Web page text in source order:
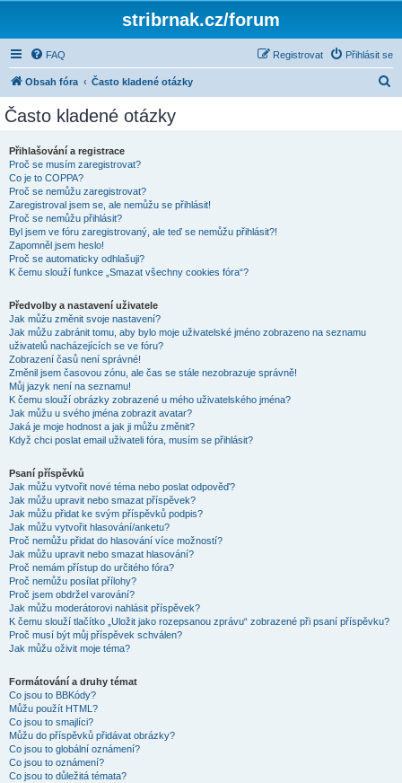
stribrnak.cz/forum
FAQ Přihlásit se
Registrovat
Obsah fóra Často kladené otázky
Často kladené otázky
Přihlašování a registrace
Proč se musím zaregistrovat?
Co je to COPPA?
Proč se nemůžu zaregistrovat?
Zaregistroval jsem se, ale nemůžu se přihlásit!
Proč se nemůžu přihlásit?
Byl jsem ve fóru zaregistrovaný, ale teď se nemůžu přihlásit?!
Zapomněl jsem heslo!
Proč se automaticky odhlašuji?
K čemu slouží funkce „Smazat všechny cookies fóra“?
Předvolby a nastavení uživatele
Jak můžu změnit svoje nastavení?
Jak můžu zabránit tomu, aby bylo moje uživatelské jméno zobrazeno na seznamu
uživatelů nacházejících se ve fóru?
Zobrazení časů není správné!
Změnil jsem časovou zónu, ale čas se stále nezobrazuje správně!
Můj jazyk není na seznamu!
K čemu slouží obrázky zobrazené u mého uživatelského jména?
Jak můžu u svého jména zobrazit avatar?
Jaká je moje hodnost a jak ji můžu změnit?
Když chci poslat email uživateli fóra, musím se přihlásit?
Psaní příspěvků
Jak můžu vytvořit nové téma nebo poslat odpověď?
Jak můžu upravit nebo smazat příspěvek?
Jak můžu přidat ke svým příspěvků podpis?
Jak můžu vytvořit hlasování/anketu?
Proč nemůžu přidat do hlasování více možností?
Jak můžu upravit nebo smazat hlasování?
Proč nemám přístup do určitého fóra?
Proč nemůžu posílat přílohy?
Proč jsem obdržel varování?
Jak můžu moderátorovi nahlásit příspěvek?
K čemu slouží tlačítko „Uložit jako rozepsanou zprávu“ zobrazené při psaní příspěvku?
Proč musí být můj příspěvek schválen?
Jak můžu oživit moje téma?
Formátování a druhy témat
Co jsou to BBKódy?
Můžu použít HTML?
Co jsou to smajlíci?
Můžu do příspěvků přidávat obrázky?
Co jsou to globální oznámení?
Co jsou to oznámení?
Co jsou to důležitá témata?